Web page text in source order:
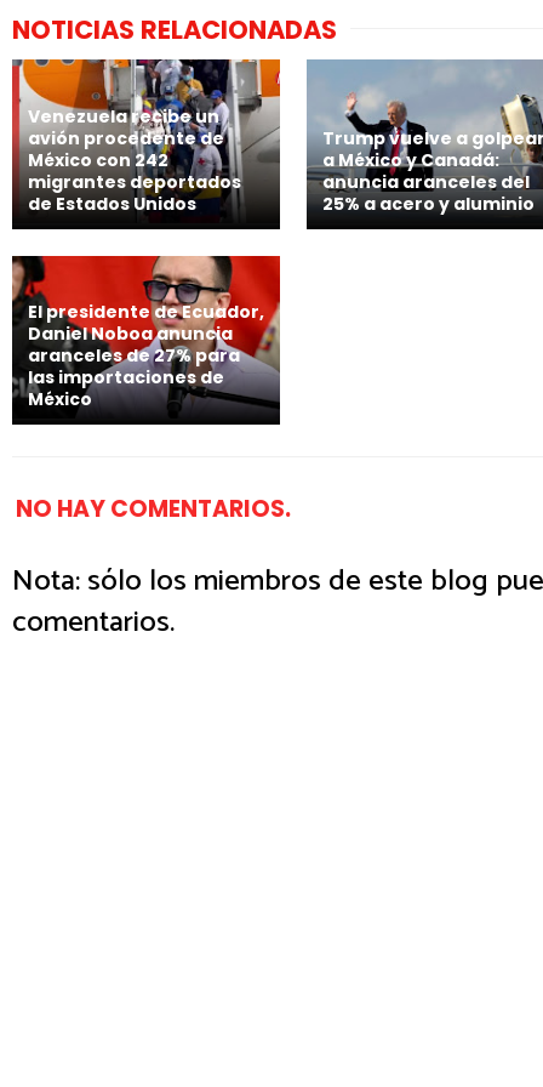
NOTICIAS RELACIONADAS
Venezuela recibe un
avión procedente de
México con 242
migrantes deportados
de Estados Unidos
Trump vuelve a
a México y Canadá:
anuncia aranceles del
25% a acero y aluminio
El presidente de Ecuador,
Daniel Noboa anuncia
aranceles de 27% para
las importaciones de
México
NO HAY COMENTARIOS.
Nota: sólo los miembros de este blog
comentarios.